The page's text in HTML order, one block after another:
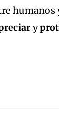
humanos
y